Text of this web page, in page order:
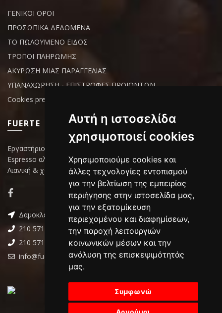
Αυτή η ιστοσελίδα
χρησιμοποιεί cookies
Χρησιμοποιούμε cookies και
άλλες τεχνολογίες εντοπισμού
για την βελτίωση της εμπειρίας
περιήγησης στην ιστοσελίδα μας,
για την εξατομίκευση
περιεχομένου και διαφημίσεων,
την παροχή λειτουργιών
κοινωνικών μέσων και την
ανάλυση της επισκεψιμότητάς
μας.
Συμφωνώ
ΓΕΝΙΚΟΙ ΟΡΟΙ
ΠΡΟΣΩΠΙΚΑ ΔΕΔΟΜΕΝΑ
ΤΟ ΠΩΛΟΥΜΕΝΟ ΕΙΔΟΣ
ΤΡΟΠΟΙ ΠΛΗΡΩΜΗΣ
ΑΚΥΡΩΣΗ ΜΙΑΣ ΠΑΡΑΓΓΕΛΙΑΣ
ΥΠΑΝΑΧΩΡΗΣΗ - ΕΠΙΣΤΡΟΦΕΣ ΠΡΟΪΟΝΤΩΝ
Cookies preferences
FUERTE
Εργαστήριο επεξεργασίας καφέ
Espresso αλεσμένος ή κόκκους
Λιανική & χονδρική πώληση
Δαμοκλέους 4 ,Περιστέρι
210 5715166
210 5715176
info@fuerte.gr